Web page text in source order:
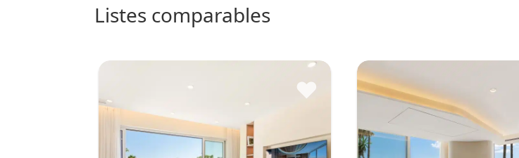
listes comparables
♥